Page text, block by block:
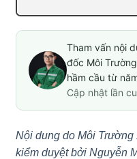
Tham vấn nội
đốc Môi
hầm cầu từ
Cập nhật lần
Nội dung do Môi
kiểm duyệt bởi Nguyễn